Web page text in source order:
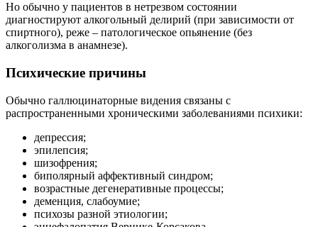
Но обычно у пациентов в нетрезвом состоянии
диагностируют алкогольный делирий (при зависимости от
спиртного), реже – патологическое опьянение (без
алкоголизма в анамнезе).
Психические причины
Обычно галлюцинаторные видения связаны с
распространенными хроническими заболеваниями психики:
депрессия;
эпилепсия;
шизофрения;
биполярный аффективный синдром;
возрастные дегенеративные процессы;
деменция, слабоумие;
психозы разной этиологии;